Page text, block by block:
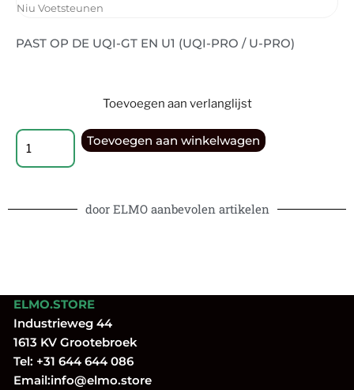
Niu Voetsteunen
PAST OP DE UQI-GT EN U1 (UQI-PRO / U-PRO)
Toevoegen aan verlanglijst
Toevoegen aan winkelwagen
door ELMO aanbevolen artikelen
ELMO.STORE
Industrieweg 44
1613 KV Grootebroek
Tel: +31 644 644 086
Email:info@elmo.store